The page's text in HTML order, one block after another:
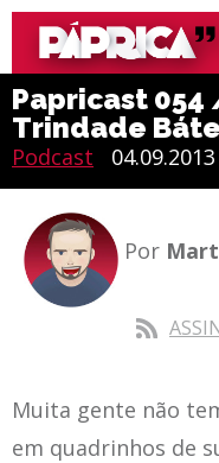
Papricast
Trindade
Podcast 04.09.2013
Por
Muita gente não
em quadrinhos de